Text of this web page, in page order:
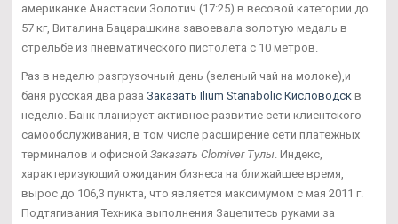
американке Анастасии Золотич (17:25) в весовой категории до
57 кг, Виталина Бацарашкина завоевала золотую медаль в
стрельбе из пневматического пистолета с 10 метров.
Раз в неделю разгрузочный день (зеленый чай на молоке),и
баня русская два раза Заказать Ilium Stanabolic Кисловодск в
неделю. Банк планирует активное развитие сети клиентского
самообслуживания, в том числе расширение сети платежных
терминалов и офисной Заказать Clomiver Тулы . Индекс,
характеризующий ожидания бизнеса на ближайшее время,
вырос до 106,3 пункта, что является максимумом с мая 2011 г.
Подтягивания Техника выполнения Зацепитесь руками за